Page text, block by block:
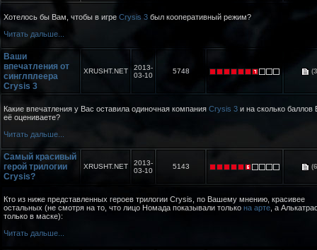
Хотелось бы Вам, чтобы в игре Crysis 3 был кооперативный режим?
Читать дальше...
Ваши
впечатления от
синглплеера
Crysis 3
XRUSHT.NET
2013-
03-10
5748
Какие впечатления у Вас оставила одиночная компания Crysis 3 и на сколько баллов
её оцениваете?
Читать дальше...
Самый красивый
герой трилогии
Crysis?
XRUSHT.NET
2013-
03-10
5143
Кто из ниже представленных героев трилогии Crysis, по Вашему мнению, красивее
остальных (не смотря на то, что лицо Номада показывали только на арте , а
только в маске):
Читать дальше...